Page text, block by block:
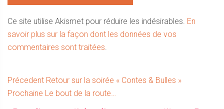
Ce site utilise Akismet pour réduire les indésirables. En
savoir plus sur la façon dont les données de vos
commentaires sont traitées.
Navigation
de
Précedent Article
précédent :
Retour sur la soirée « Contes & Bulles »
Prochaine Article
Le bout de la route…